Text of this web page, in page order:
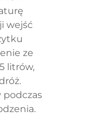
wejść
ze
litrów,
podczas